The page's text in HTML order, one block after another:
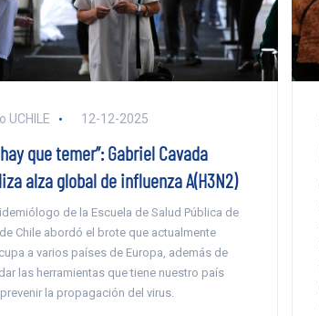
UCHILE 12-12-2025
que temer”: Gabriel Cavada
alza global de influenza A(H3N2)
de la Escuela de Salud Pública de
de Chile abordó el brote que actualmente
a varios países de Europa, además de
las herramientas que tiene nuestro país
la propagación del virus.